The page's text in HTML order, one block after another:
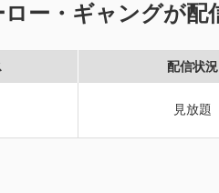
ー・ギャングが
配信状況
見放題